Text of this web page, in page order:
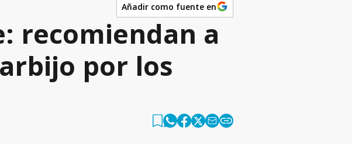
Añadir como fuente en
recomiendan a
por los